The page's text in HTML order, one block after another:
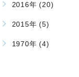
2016年 (20)
2015年 (5)
1970年 (4)